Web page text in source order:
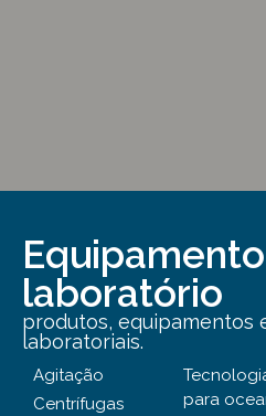
laboratório
produtos, equipamentos
laboratoriais.
Agitação
Centrífugas
para